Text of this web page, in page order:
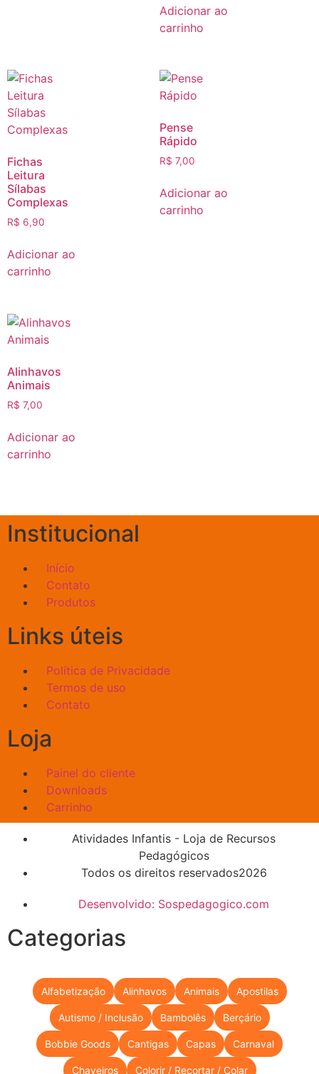
Adicionar ao
carrinho
Fichas
Leitura
Sílabas
Complexas
R$ 6,90
Adicionar ao
carrinho
Pense
Rápido
R$ 7,00
Adicionar ao
carrinho
Alinhavos
Animais
R$ 7,00
Adicionar ao
carrinho
Institucional
Início
Contato
Produtos
Links úteis
Política de Privacidade
Termos de uso
Contato
Loja
Painel do cliente
Downloads
Carrinho
Atividades Infantis - Loja de Recursos
Pedagógicos
Todos os direitos reservados2026
Desenvolvido: Sospedagogico.com
Categorias
Alfabetização Alinhavos Animais Apostilas
Autismo / Inclusão Bambolês Berçário
Bobbie Goods Cantigas Capas Carnaval
Chaveiros Colorir / Recortar / Colar